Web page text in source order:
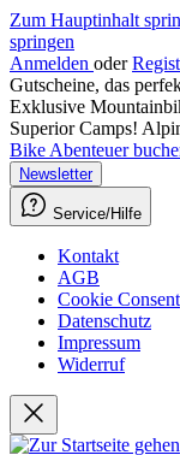
Zum Hauptinhalt
springen
Anmelden oder
Gutscheine, das
Exklusive
Superior Camps!
Bike Abenteuer
Newsletter
Service/Hilfe
Kontakt
AGB
Cookie Consent
Datenschutz
Impressum
Widerruf